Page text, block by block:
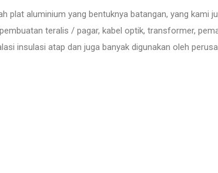
plat aluminium yang bentuknya batangan, yang kami
teralis / pagar, kabel optik, transformer,
insulasi atap dan juga banyak digunakan oleh